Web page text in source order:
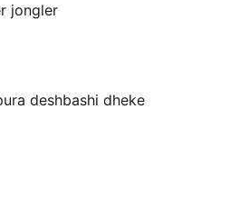
jongler
deshbashi dheke